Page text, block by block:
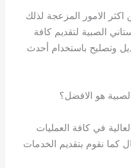
الامور المزعجة لذلك
الصبية لتقديم كافة
وتصليح باستخدام أحدث
هو الافضل؟
في كافة العمليات
كما نقوم بتقديم الخدمات